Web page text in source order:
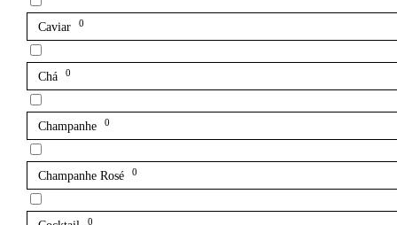
Caviar 0
Chá 0
Champanhe 0
Champanhe Rosé 0
0